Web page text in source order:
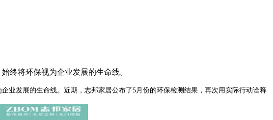
将环保视为企业发展的生命线。
业发展的生命线。近期，志邦家居公布了5月份的环保检测结果，再次用实际行动诠释